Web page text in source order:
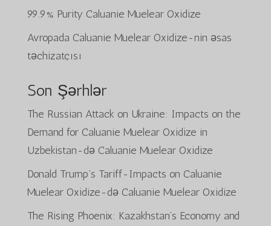
99.9% Purity Caluanie Muelear Oxidize
Avropada Caluanie Muelear Oxidize-nin əsas
təchizatçısı
Son Şərhlər
The Russian Attack on Ukraine: Impacts on the
Demand for Caluanie Muelear Oxidize in
Uzbekistan-də Caluanie Muelear Oxidize
Donald Trump’s Tariff-Impacts on Caluanie
Muelear Oxidize-də Caluanie Muelear Oxidize
The Rising Phoenix: Kazakhstan’s Economy and